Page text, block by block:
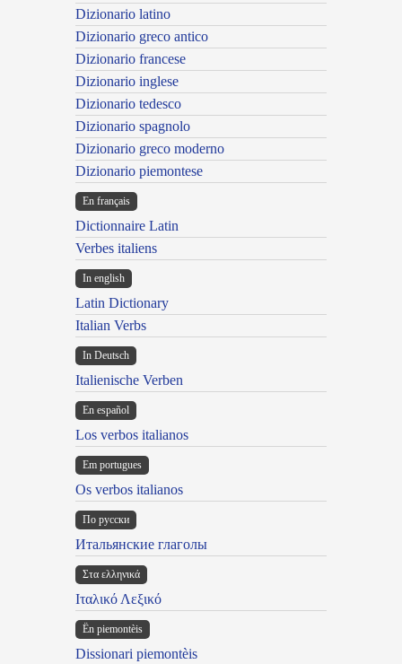
Dizionario latino
Dizionario greco antico
Dizionario francese
Dizionario inglese
Dizionario tedesco
Dizionario spagnolo
Dizionario greco moderno
Dizionario piemontese
En français
Dictionnaire Latin
Verbes italiens
In english
Latin Dictionary
Italian Verbs
In Deutsch
Italienische Verben
En español
Los verbos italianos
Em portugues
Os verbos italianos
По русски
Итальянские глаголы
Στα ελληνικά
Ιταλικό Λεξικό
Ën piemontèis
Dissionari piemontèis